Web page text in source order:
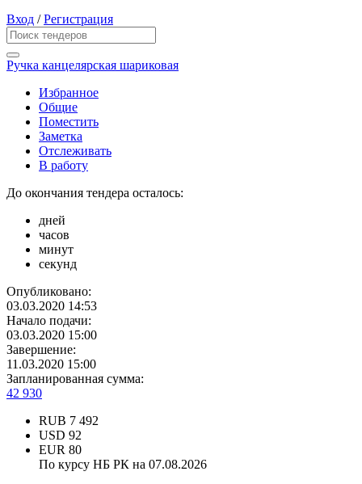
Вход /Регистрация
Ручка канцелярская шариковая
Избранное
Общие
Поместить
Заметка
Отслеживать
В работу
До окончания тендера осталось:
дней
часов
минут
секунд
Опубликовано:
03.03.2020 14:53
Начало подачи:
03.03.2020 15:00
Завершение:
11.03.2020 15:00
Запланированная сумма:
42 930
RUB 7 492
USD 92
EUR 80
По курсу НБ РК на 07.08.2026